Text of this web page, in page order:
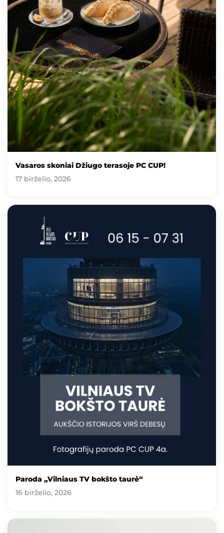
Vasaros skoniai Džiugo terasoje PC CUP!
17 birželio, 2026
Paroda „Vilniaus TV bokšto taurė“
16 birželio, 2026